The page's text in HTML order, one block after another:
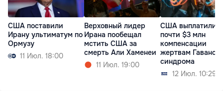
США поставили
Ирану ультиматум по
Ормузу
11 Июл. 18:00
Верховный лидер
Ирана пообещал
мстить США за
смерть Али Хаменеи
11 Июл. 19:00
США выплатили
почти $3 млн
компенсации
жертвам
синдрома
12 Июл. 10:29